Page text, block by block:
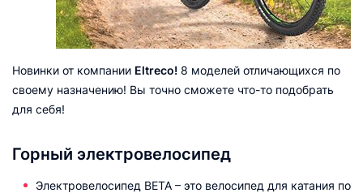
Новинки от компании Eltreco! 8 моделей отличающихся по
своему назначению! Вы точно сможете что-то подобрать
для себя!
Горный электровелосипед
Электровелосипед BETA – это велосипед для катания по